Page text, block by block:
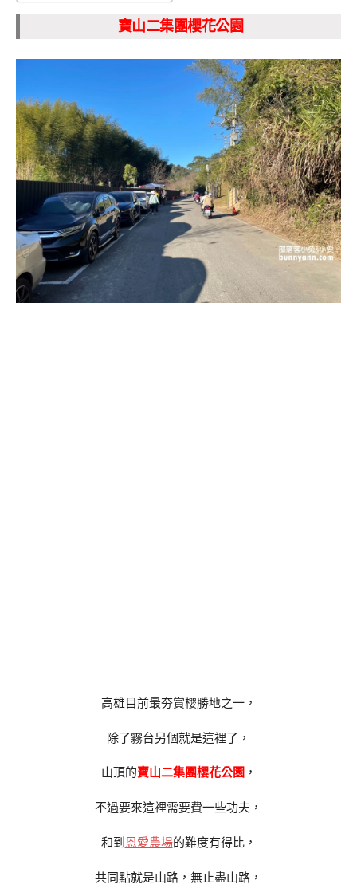
寶山二集團櫻花公園
高雄目前最夯賞櫻勝地之一，
除了霧台另個就是這裡了，
山頂的寶山二集團櫻花公園 ，
不過要來這裡需要費一些功夫，
和到 恩愛農場的難度有得比，
共同點就是山路，無止盡山路，